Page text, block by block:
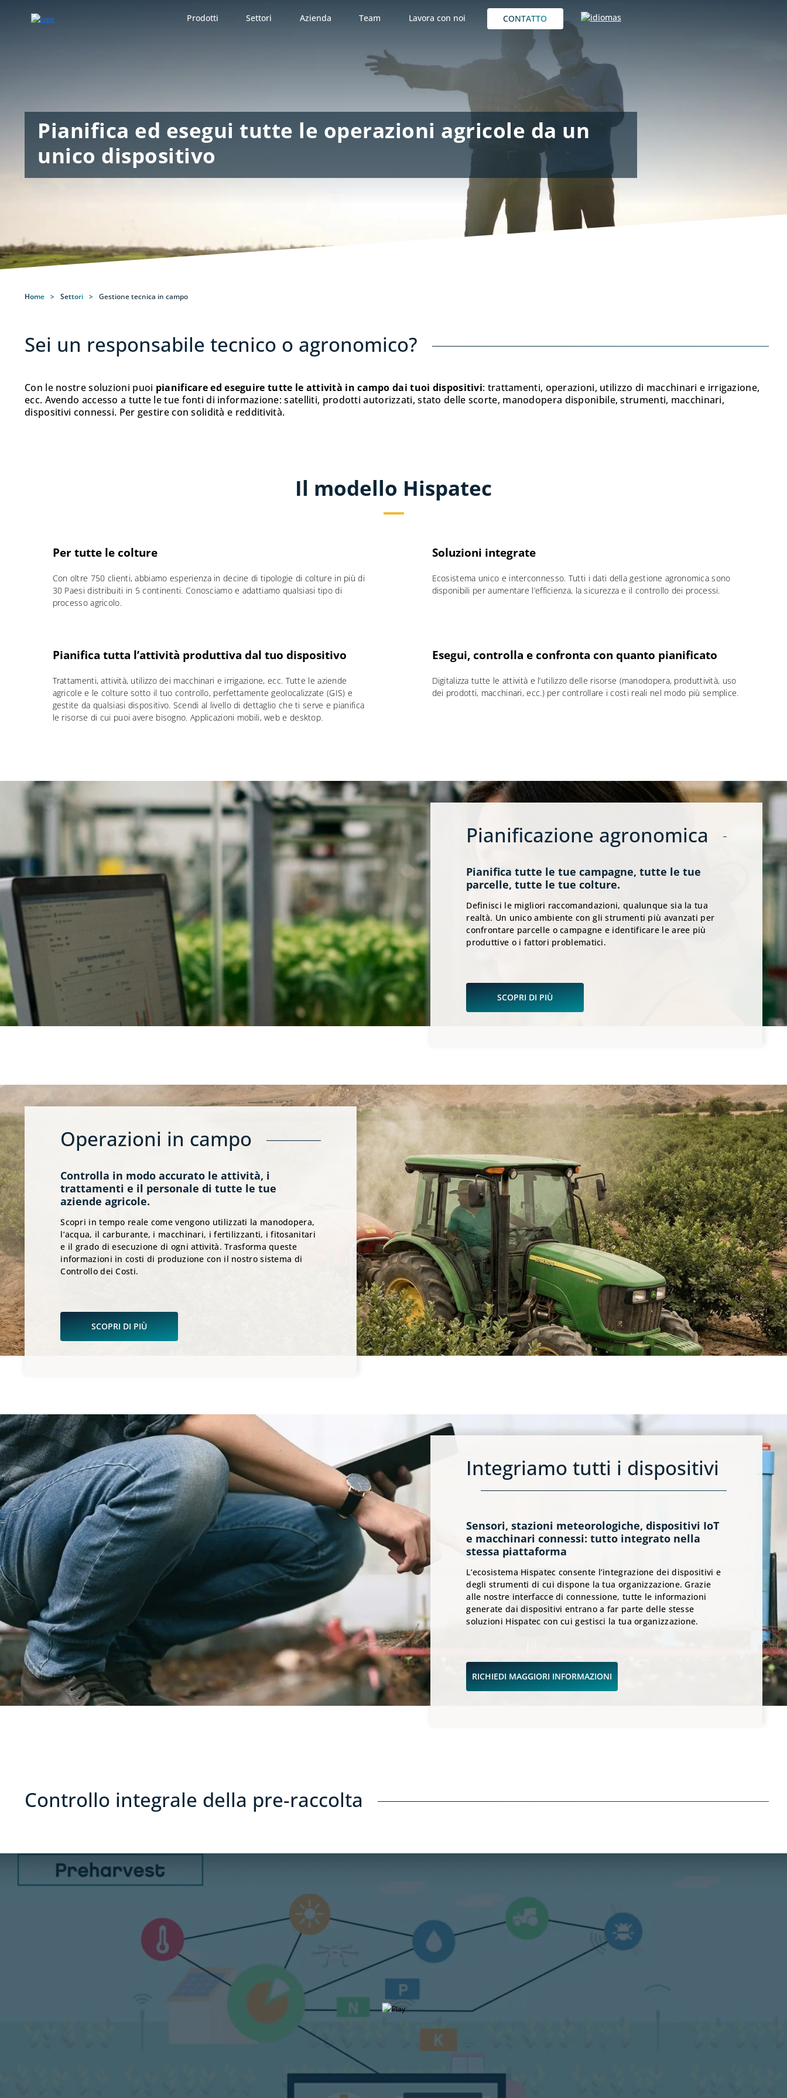
Prodotti Settori Azienda Team Lavora con noi CONTATTO
Pianifica ed esegui tutte le operazioni agricole da un
unico dispositivo
Home > Settori > Gestione tecnica in campo
Sei un responsabile tecnico o agronomico?
Con le nostre soluzioni puoi pianificare ed eseguire tutte le attività in campo dai tuoi dispositivi: trattamenti, operazioni, utilizzo di macchinari e irrigazione,
ecc. Avendo accesso a tutte le tue fonti di informazione: satelliti, prodotti autorizzati, stato delle scorte, manodopera disponibile, strumenti, macchinari,
dispositivi connessi. Per gestire con solidità e redditività.
Il modello Hispatec
Per tutte le colture
Con oltre 750 clienti, abbiamo esperienza in decine di tipologie di colture in più di
30 Paesi distribuiti in 5 continenti. Conosciamo e adattiamo qualsiasi tipo di
processo agricolo.
Soluzioni integrate
Ecosistema unico e interconnesso. Tutti i dati della gestione agronomica sono
disponibili per aumentare l’efficienza, la sicurezza e il controllo dei processi.
Pianifica tutta l’attività produttiva dal tuo dispositivo
Trattamenti, attività, utilizzo dei macchinari e irrigazione, ecc. Tutte le aziende
agricole e le colture sotto il tuo controllo, perfettamente geolocalizzate (GIS) e
gestite da qualsiasi dispositivo. Scendi al livello di dettaglio che ti serve e pianifica
le risorse di cui puoi avere bisogno. Applicazioni mobili, web e desktop.
Esegui, controlla e confronta con quanto pianificato
Digitalizza tutte le attività e l’utilizzo delle risorse (manodopera, produttività, uso
dei prodotti, macchinari, ecc.) per controllare i costi reali nel modo più semplice.
Pianificazione agronomica
Pianifica tutte le tue campagne, tutte le tue
parcelle, tutte le tue colture.
Definisci le migliori raccomandazioni, qualunque sia la tua
realtà. Un unico ambiente con gli strumenti più avanzati per
confrontare parcelle o campagne e identificare le aree più
produttive o i fattori problematici.
SCOPRI DI PIÙ
Operazioni in campo
Controlla in modo accurato le attività, i
trattamenti e il personale di tutte le tue
aziende agricole.
Scopri in tempo reale come vengono utilizzati la manodopera,
l’acqua, il carburante, i macchinari, i fertilizzanti, i fitosanitari
e il grado di esecuzione di ogni attività. Trasforma queste
informazioni in costi di produzione con il nostro sistema di
Controllo dei Costi.
SCOPRI DI PIÙ
Integriamo tutti i dispositivi
Sensori, stazioni meteorologiche, dispositivi IoT
e macchinari connessi: tutto integrato nella
stessa piattaforma
L’ecosistema Hispatec consente l’integrazione dei dispositivi e
degli strumenti di cui dispone la tua organizzazione. Grazie
alle nostre interfacce di connessione, tutte le informazioni
generate dai dispositivi entrano a far parte delle stesse
soluzioni Hispatec con cui gestisci la tua organizzazione.
RICHIEDI MAGGIORI INFORMAZIONI
Controllo integrale della pre-raccolta